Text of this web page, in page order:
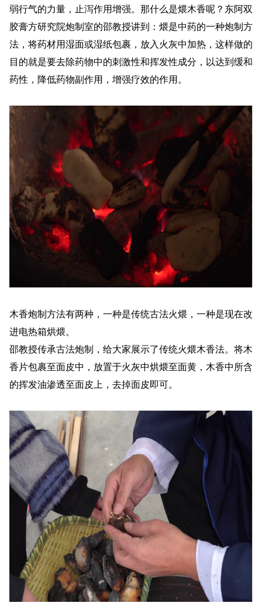
弱行气的力量，止泻作用增强。那什么是煨木香呢？东阿双
胶膏方研究院炮制室的邵教授讲到：煨是中药的一种炮制方
法，将药材用湿面或湿纸包裹，放入火灰中加热，这样做的
目的就是要去除药物中的刺激性和挥发性成分，以达到缓和
药性，降低药物副作用，增强疗效的作用。
木香炮制方法有两种，一种是传统古法火煨，一种是现在改
进电热箱烘煨。
邵教授传承古法炮制，给大家展示了传统火煨木香法。将木
香片包裹至面皮中，放置于火灰中烘煨至面黄，木香中所含
的挥发油渗透至面皮上，去掉面皮即可。